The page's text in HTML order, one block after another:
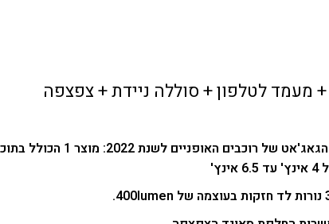
2022: מוצר 1 הכולל בתוכו 4 מוצרי חובה לכל רוכב אופניים: